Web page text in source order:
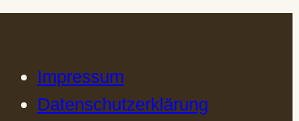
Impressum
Datenschutzerklärung